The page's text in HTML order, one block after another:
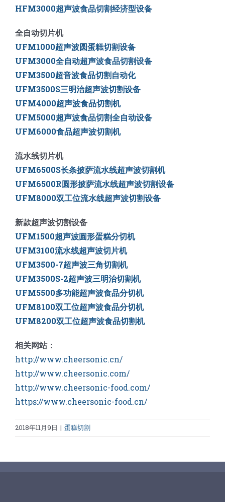
HFM3000超声波食品切割经济型设备
全自动切片机
UFM1000超声波圆蛋糕切割设备
UFM3000全自动超声波食品切割设备
UFM3500超音波食品切割自动化
UFM3500S三明治超声波切割设备
UFM4000超声波食品切割机
UFM5000超声波食品切割全自动设备
UFM6000食品超声波切割机
流水线切片机
UFM6500S长条披萨流水线超声波切割机
UFM6500R圆形披萨流水线超声波切割设备
UFM8000双工位流水线超声波切割设备
新款超声波切割设备
UFM1500超声波圆形蛋糕分切机
UFM3100流水线超声波切片机
UFM3500-7超声波三角切割机
UFM3500S-2超声波三明治切割机
UFM5500多功能超声波食品分切机
UFM8100双工位超声波食品分切机
UFM8200双工位超声波食品切割机
相关网站：
http://www.cheersonic.cn/
http://www.cheersonic.com/
http://www.cheersonic-food.com/
https://www.cheersonic-food.cn/
2018年11月9日 | 蛋糕切割